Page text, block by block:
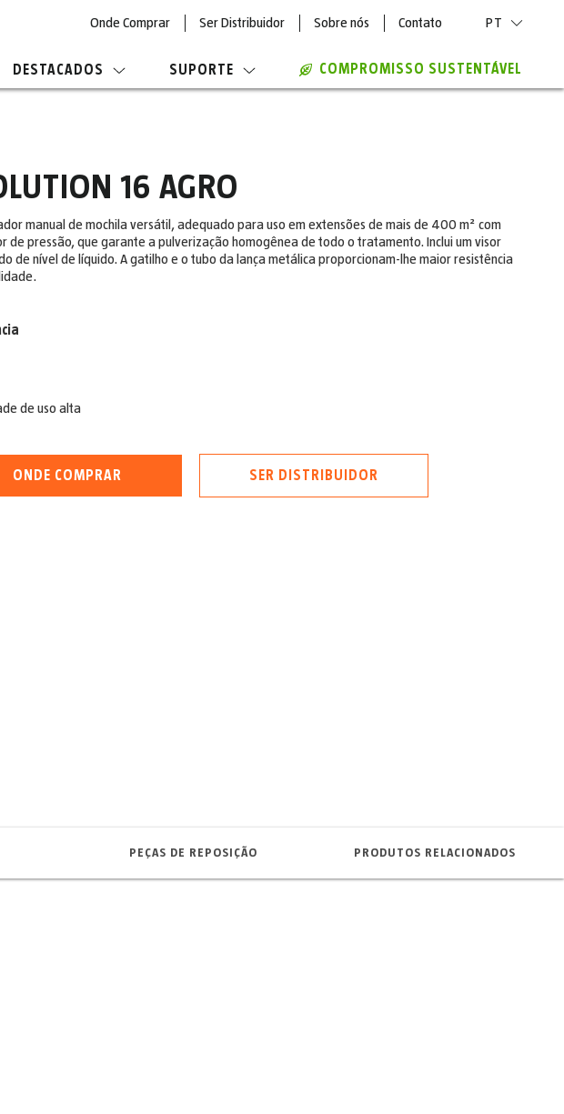
Onde Comprar Ser Distribuidor Sobre nós Contato PT
DESTACADOS SUPORTE COMPROMISSO SUSTENTÁVEL
16 AGRO
manual de mochila versátil, adequado para uso em extensões de mais de 400 m² com
de pressão, que garante a pulverização homogênea de todo o tratamento. Inclui um visor
de nível de líquido. A gatilho e o tubo da lança metálica proporcionam-lhe maior resistência
de uso alta
ONDE COMPRAR SER DISTRIBUIDOR
PEÇAS DE REPOSIÇÃO PRODUTOS RELACIONADOS